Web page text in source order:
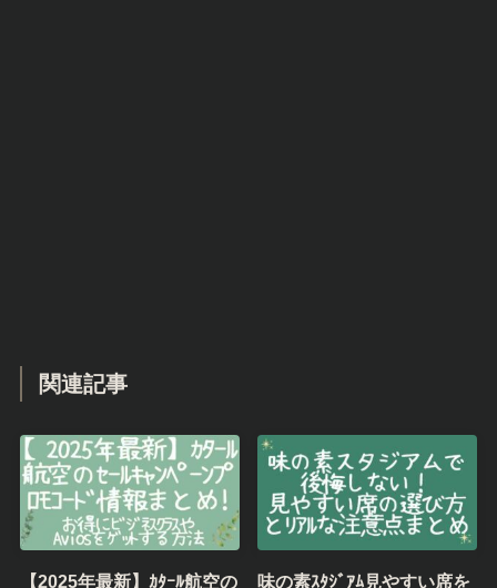
関連記事
【2025年最新】ｶﾀｰﾙ航空の
味の素ｽﾀｼﾞｱﾑ見やすい席を